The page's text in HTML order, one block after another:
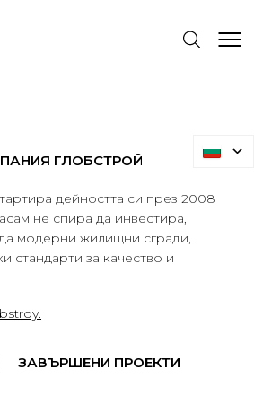
ГЛОБСТРОЙ
дейността си през 2008
не спира да инвестира,
модерни жилищни сгради,
стандарти за качество и
ЗАВЪРШЕНИ ПРОЕКТИ